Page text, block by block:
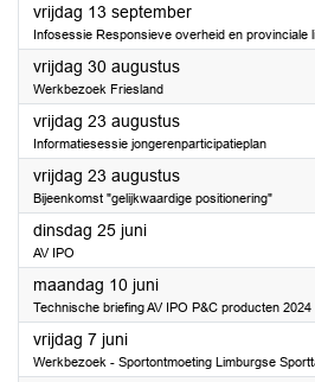
vrijdag 13 september2024
Infosessie Responsieve overheid en provinciale
vrijdag 30 augustus2024
Werkbezoek Friesland
vrijdag 23 augustus2024
Informatiesessie jongerenparticipatieplan
vrijdag 23 augustus2024
Bijeenkomst "gelijkwaardige positionering"
dinsdag 25 juni2024
AV IPO
maandag 10 juni2024
Technische briefing AV IPO P&C producten 2024
vrijdag 7 juni2024
Werkbezoek - Sportontmoeting Limburgse